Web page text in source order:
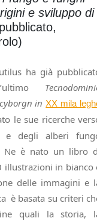
e sviluppo di
ha già
in XX mila
le sue ricerche
e degli alberi
Ne è nato un libro
illustrazioni in bianco
delle immagini e
è basata su criteri
quali la storia,